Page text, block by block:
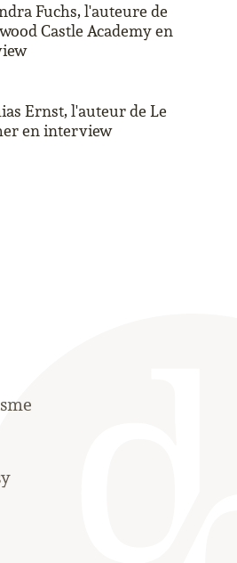
Fuchs, l'auteure de
Castle Academy en
Ernst, l'auteur de Le
en interview